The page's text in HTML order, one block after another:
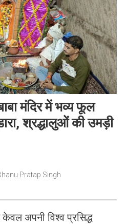
मंदिर में भव्य फूल
श्रद्धालुओं की उमड़ी
Pratap Singh
अपनी विश्व प्रसिद्ध